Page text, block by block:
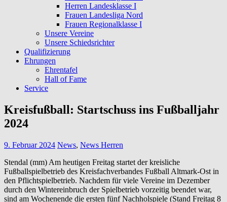
Herren Landesklasse I
Frauen Landesliga Nord
Frauen Regionalklasse I
Unsere Vereine
Unsere Schiedsrichter
Qualifizierung
Ehrungen
Ehrentafel
Hall of Fame
Service
Kreisfußball: Startschuss ins Fußballjahr
2024
9. Februar 2024 News, News Herren
Stendal (mm) Am heutigen Freitag startet der kreisliche
Fußballspielbetrieb des Kreisfachverbandes Fußball Altmark-Ost in
den Pflichtspielbetrieb. Nachdem für viele Vereine im Dezember
durch den Wintereinbruch der Spielbetrieb vorzeitig beendet war,
sind am Wochenende die ersten fünf Nachholspiele (Stand Freitag 8